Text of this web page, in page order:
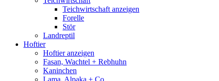
Teichwirtschaft anzeigen
Forelle
Stör
Landreptil
Hoftier
Hoftier anzeigen
Fasan, Wachtel + Rebhuhn
Kaninchen